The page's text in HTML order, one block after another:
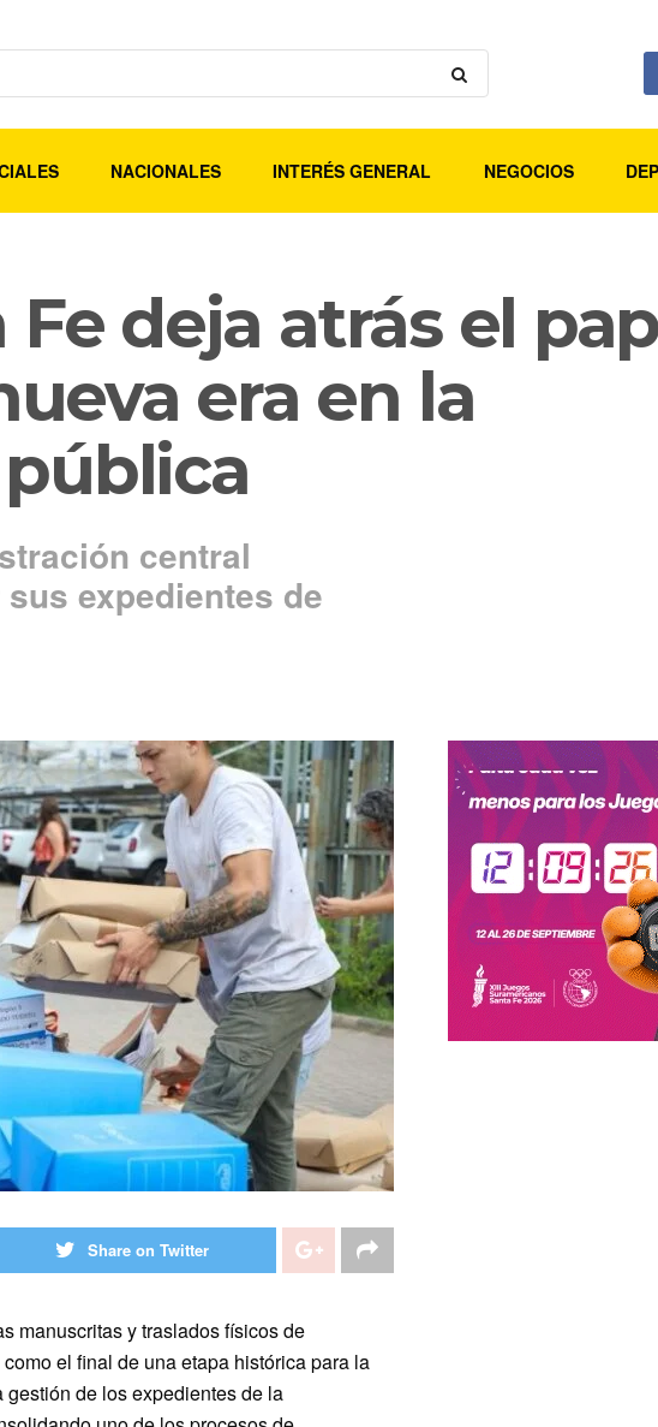
NACIONALES INTERÉS GENERAL NEGOCIOS
deja atrás el
era en la
central
expedientes de
Share on Twitter
manuscritas y traslados físicos de
el final de una etapa histórica para la
de los expedientes de la